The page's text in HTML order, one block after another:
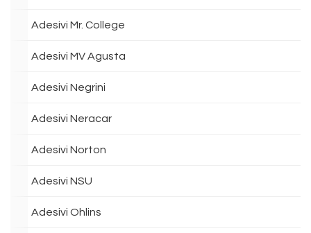
Adesivi Mr. College
Adesivi MV Agusta
Adesivi Negrini
Adesivi Neracar
Adesivi Norton
Adesivi NSU
Adesivi Ohlins